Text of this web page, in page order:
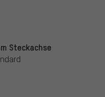
Steckachse